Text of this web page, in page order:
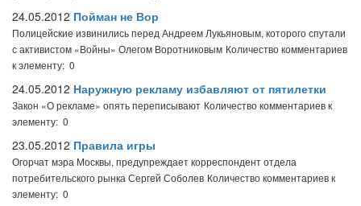
24.05.2012 Пойман не Вор
Полицейские извинились перед Андреем Лукьяновым, которого спутали
с активистом «Войны» Олегом Воротниковым Количество комментариев
к элементу: 0
24.05.2012 Наружную рекламу избавляют от пятилетки
Закон «О рекламе» опять переписывают Количество комментариев к
элементу: 0
23.05.2012 Правила игры
Огорчат мэра Москвы, предупреждает корреспондент отдела
потребительского рынка Сергей Соболев Количество комментариев к
элементу: 0